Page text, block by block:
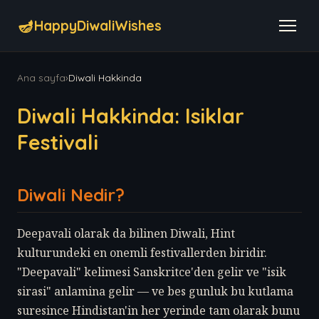
🪔HappyDiwaliWishes
Ana sayfa›Diwali Hakkinda
Diwali Hakkinda: Isiklar
Festivali
Diwali Nedir?
Deepavali olarak da bilinen Diwali, Hint
kulturundeki en onemli festivallerden biridir.
"Deepavali" kelimesi Sanskritce'den gelir ve "isik
sirasi" anlamina gelir — ve bes gunluk bu kutlama
suresince Hindistan'in her yerinde tam olarak bunu